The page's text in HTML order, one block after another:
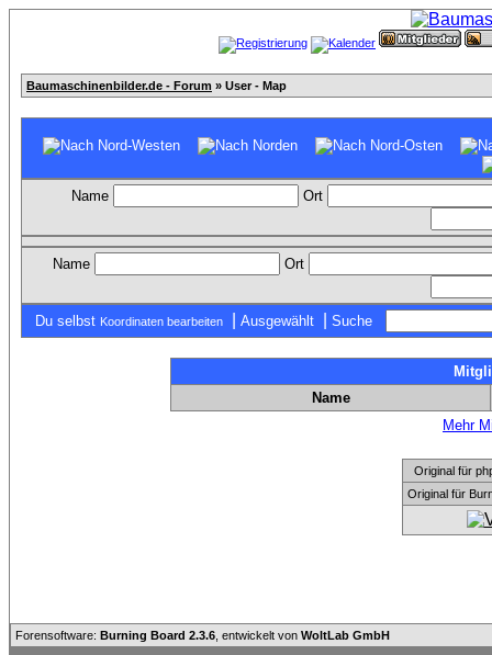
Baumaschinenbilder.de - Forum » User - Map
Name Ort
Name Ort
Du selbst Koordinaten bearbeiten Ausgewählt Suche
Name
Mehr
Original für
Original für
Forensoftware: Burning Board 2.3.6 , entwickelt von WoltLab GmbH